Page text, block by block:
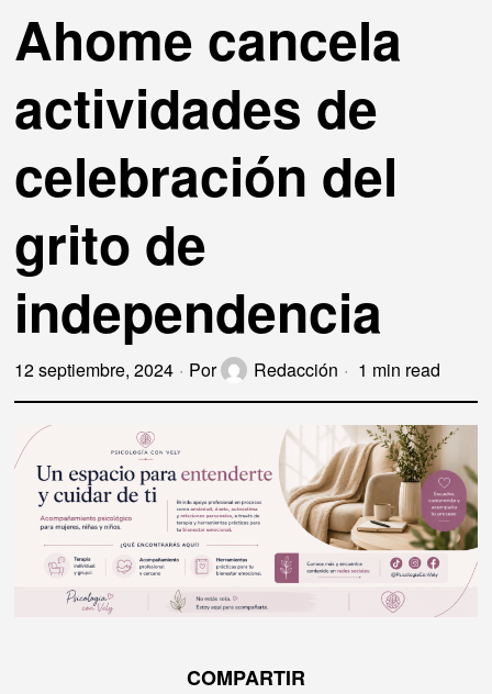
Ahome cancela
actividades de
celebración del
grito de
independencia
12 septiembre, 2024 Por Redacción 1 min read
COMPARTIR